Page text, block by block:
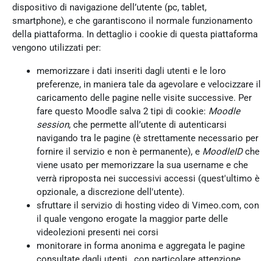
dispositivo di navigazione dell’utente (pc, tablet,
smartphone), e che garantiscono il normale funzionamento
della piattaforma. In dettaglio i cookie di questa piattaforma
vengono utilizzati per:
memorizzare i dati inseriti dagli utenti e le loro
preferenze, in maniera tale da agevolare e velocizzare il
caricamento delle pagine nelle visite successive. Per
fare questo Moodle salva 2 tipi di cookie: Moodle
session, che permette all’utente di autenticarsi
navigando tra le pagine (è strettamente necessario per
fornire il servizio e non è permanente), e MoodleIDche
viene usato per memorizzare la sua username e che
verrà riproposta nei successivi accessi (quest'ultimo è
opzionale, a discrezione dell'utente).
sfruttare il servizio di hosting video di Vimeo.com, con
il quale vengono erogate la maggior parte delle
videolezioni presenti nei corsi
monitorare in forma anonima e aggregata le pagine